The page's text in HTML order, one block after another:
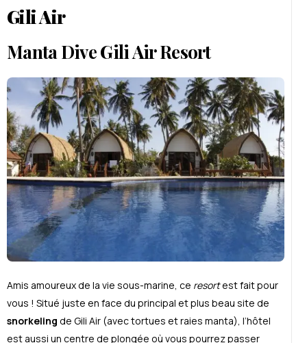
Gili Air
Manta Dive Gili Air Resort
Amis amoureux de la vie sous-marine, ce resortest fait pour
vous ! Situé juste en face du principal et plus beau site de
snorkeling de Gili Air (avec tortues et raies manta), l’hôtel
est aussi un centre de plongée où vous pourrez passer